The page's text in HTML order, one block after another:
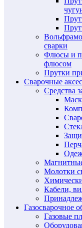
сварки
Флюсы и
флюсом
Прутки
Сварочные
Средства
Молотки
Кабели,
Газосварочное
Газовые